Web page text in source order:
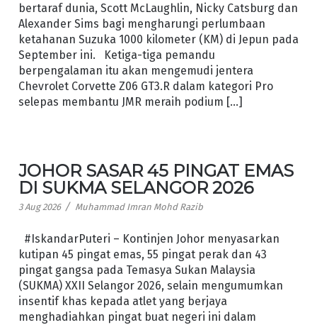
bertaraf dunia, Scott McLaughlin, Nicky Catsburg dan
Alexander Sims bagi mengharungi perlumbaan
ketahanan Suzuka 1000 kilometer (KM) di Jepun pada
September ini. Ketiga-tiga pemandu
berpengalaman itu akan mengemudi jentera
Chevrolet Corvette Z06 GT3.R dalam kategori Pro
selepas membantu JMR meraih podium […]
JOHOR SASAR 45 PINGAT EMAS
DI SUKMA SELANGOR 2026
3 Aug 2026 / Muhammad Imran Mohd Razib
#IskandarPuteri – Kontinjen Johor menyasarkan
kutipan 45 pingat emas, 55 pingat perak dan 43
pingat gangsa pada Temasya Sukan Malaysia
(SUKMA) XXII Selangor 2026, selain mengumumkan
insentif khas kepada atlet yang berjaya
menghadiahkan pingat buat negeri ini dalam